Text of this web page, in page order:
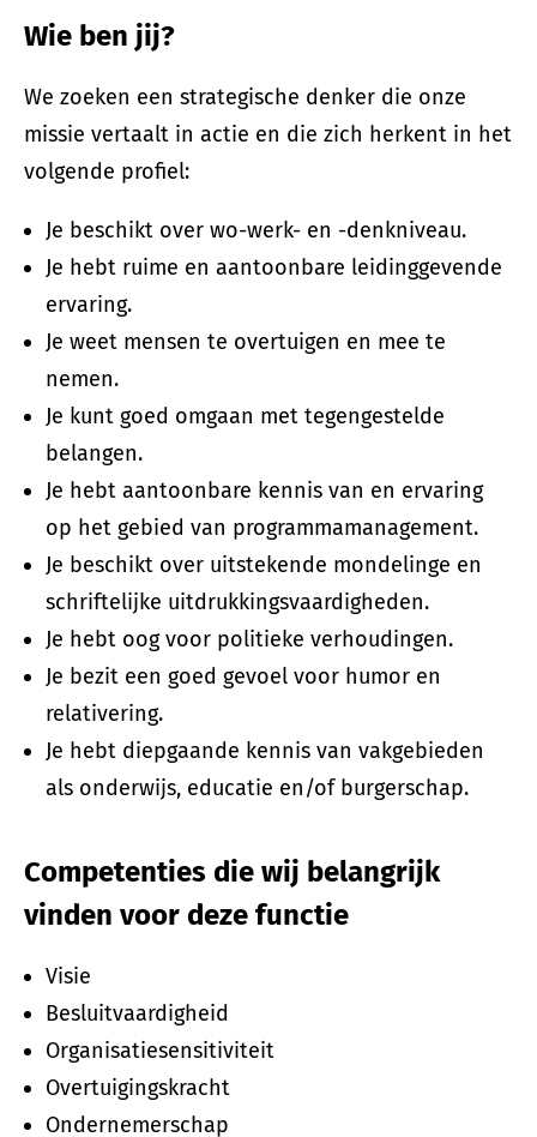
Wie ben jij?
We zoeken een strategische denker die onze
missie vertaalt in actie en die zich herkent in het
volgende profiel:
Je beschikt over wo-werk- en -denkniveau.
Je hebt ruime en aantoonbare leidinggevende
ervaring.
Je weet mensen te overtuigen en mee te
nemen.
Je kunt goed omgaan met tegengestelde
belangen.
Je hebt aantoonbare kennis van en ervaring
op het gebied van programmamanagement.
Je beschikt over uitstekende mondelinge en
schriftelijke uitdrukkingsvaardigheden.
Je hebt oog voor politieke verhoudingen.
Je bezit een goed gevoel voor humor en
relativering.
Je hebt diepgaande kennis van vakgebieden
als onderwijs, educatie en/of burgerschap.
Competenties die wij belangrijk
vinden voor deze functie
Visie
Besluitvaardigheid
Organisatiesensitiviteit
Overtuigingskracht
Ondernemerschap